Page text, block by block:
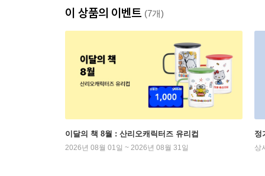
이 상품의 이벤트 (7개)
이달의 책 8월 : 산리오캐릭터즈 유리컵
2026년 08월 01일 ~ 2026년 08월 31일
정
상